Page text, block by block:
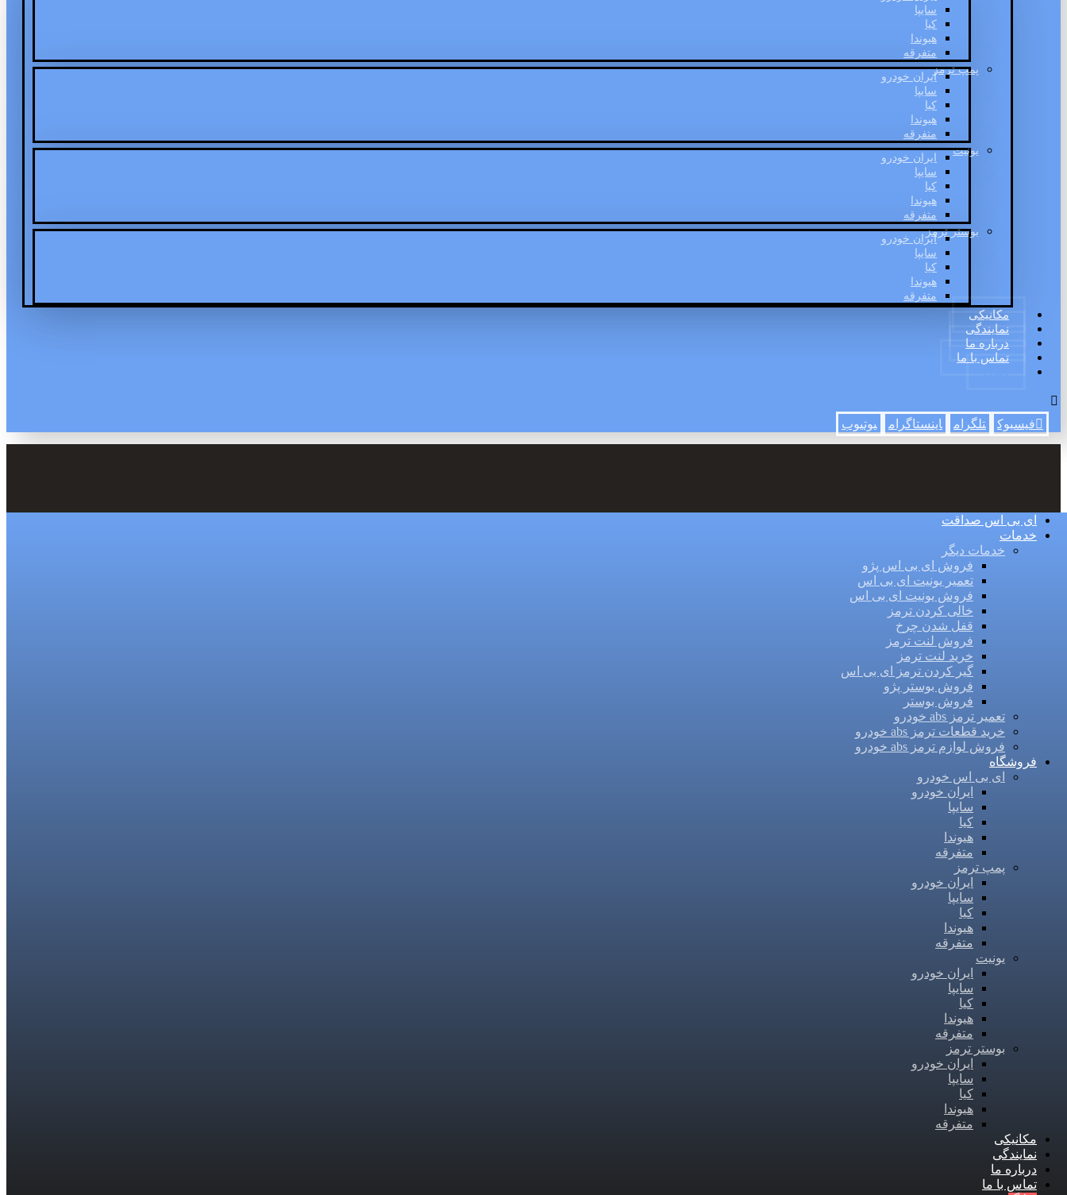
سایپا
کیا
هیوندا
متفرقه
پمپ ترمز
ایران خودرو
سایپا
کیا
هیوندا
متفرقه
یونیت
ایران خودرو
سایپا
کیا
هیوندا
متفرقه
بوستر ترمز
ایران خودرو
سایپا
کیا
هیوندا
متفرقه
مکانیکی
نمایندگی
درباره ما
تماس با ما
فیسبوک تلگرام اینستاگرام یوتیوب
ای بی اس صداقت
خدمات
خدمات دیگر
فروش ای بی اس پژو
تعمیر یونیت ای بی اس
فروش یونیت ای بی اس
خالی کردن ترمز
قفل شدن چرخ
فروش لنت ترمز
خرید لنت ترمز
گیر کردن ترمز ای بی اس
فروش بوستر پژو
فروش بوستر
تعمیر ترمز abs خودرو
خرید قطعات ترمز abs خودرو
فروش لوازم ترمز abs خودرو
فروشگاه
ای بی اس خودرو
ایران خودرو
سایپا
کیا
هیوندا
متفرقه
پمپ ترمز
ایران خودرو
سایپا
کیا
هیوندا
متفرقه
یونیت
ایران خودرو
سایپا
کیا
هیوندا
متفرقه
بوستر ترمز
ایران خودرو
سایپا
کیا
هیوندا
متفرقه
مکانیکی
نمایندگی
درباره ما
تماس با ما